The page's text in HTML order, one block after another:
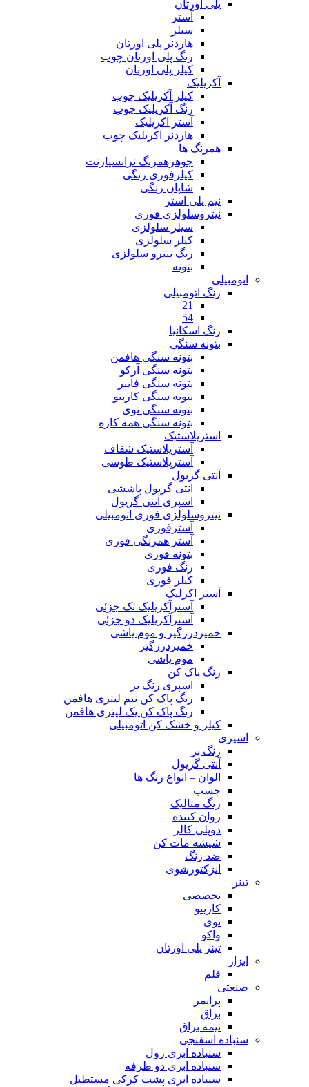
پلی اورتان
آستر
سیلر
هاردنر پلی اورتان
رنگ پلی اورتان چوب
کیلر پلی اورتان
آکریلیک
کیلر آکریلیک چوب
رنگ آکریلیک چوب
آستر اکریلیک
هاردنر آکریلیک چوب
همرنگ ها
جوهرهمرنگ ترانسپارنت
کیلرفوری رنگی
شاپان رنگی
نیم پلی استر
نیتروسلولزی فوری
سیلر سلولزی
کیلر سلولزی
رنگ نیترو سلولزی
بتونه
اتومبیلی
رنگ اتومبیلی
21
54
رنگ اسکانیا
بتونه سنگی
بتونه سنگی هافمن
بتونه سنگی آرکو
بتونه سنگی فایبر
بتونه سنگی کارینو
بتونه سنگی نوی
بتونه سنگی همه کاره
استرپلاستیک
آسترپلاستیک شفاف
آسترپلاستیک طوسی
آنتی گریول
انتی گریول پاششی
اسپری آنتی گریول
نیتروسلولزی فوری اتومبیلی
آسترفوری
آستر همرنگی فوری
بتونه فوری
رنگ فوری
کیلر فوری
آستر اکرلیک
آسترآکریلیک تک جزئی
آسترآکریلیک دو جزئی
خمیردرزگیر و موم پاشی
خمیردرزگیر
موم پاشی
رنگ پاک کن
اسپری رنگ بر
رنگ پاک کن نیم لیتری هافمن
رنگ پاک کن یک لیتری هافمن
کیلر و خشک کن اتومبیلی
اسپری
رنگ بر
آنتی گریول
الوان – انواع رنگ ها
چسب
رنگ متالیک
روان کننده
دوپلی کالر
شیشه مات کن
ضد زنگ
انژکتورشوی
تینر
تخصصی
کارینو
نوی
واکو
تینر پلی اورتان
ابزار
قلم
صنعتی
پرایمر
براق
نیمه براق
سنباده اسفنجی
سنباده ابری رول
سنباده ابری دو طرفه
سنباده ابری پشت کرکی مستطیل